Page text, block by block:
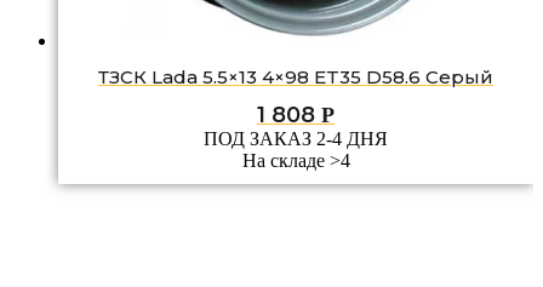
ТЗСК Lada 5.5×13 4×98 ET35 D58.6 Серый
1 808 Р
ПОД ЗАКАЗ 2-4 ДНЯ
На складе >4